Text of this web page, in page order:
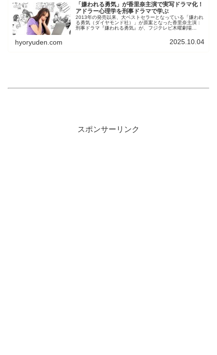
「嫌われる勇気」が香里奈主演で実写ドラマ化！
アドラー心理学を刑事ドラマで学ぶ
2013年の発売以来、大ベストセラーとなっている「嫌われ
る勇気（ダイヤモンド社）」が原案となった香里奈主演：
刑事ドラマ『嫌われる勇気』が、フジテレビ木曜劇場
hyoryuden.com 2025.10.04
スポンサーリンク